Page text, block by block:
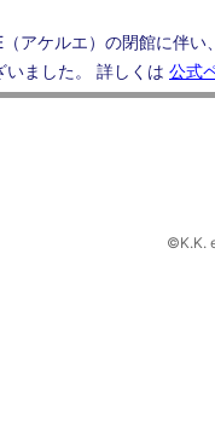
アケルエ）の閉館に伴い
ました。 詳しくは 公式
©K.K.